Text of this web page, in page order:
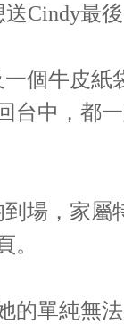
Cindy最後
個牛皮紙
台中，都
場，家屬
。
的單純無